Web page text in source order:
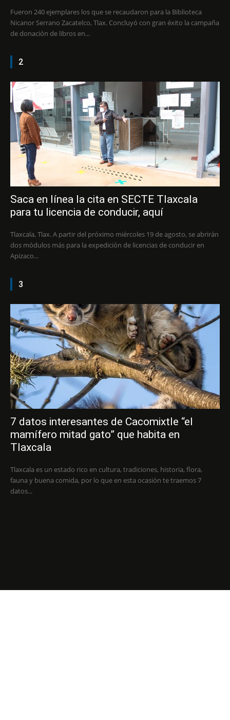
Fueron 240 ejemplares los que se recaudaron para la Biblioteca
Nicanor Serrano Zacatelco, Tlax. Concluyó con gran éxito la campaña
de donación de libros en...
2
Saca en línea la cita en SECTE Tlaxcala
para tu licencia de conducir, aquí
Tlaxcala, Tlax. A partir del próximo miércoles 19 de agosto, se abrirán
dos módulos más para la expedición de licencias de conducir en
Apizaco...
3
7 datos interesantes de Cacomixtle “el
mamífero mitad gato” que habita en
Tlaxcala
Tlaxcala es un estado rico en cultura, tradiciones, historia, flora,
fauna y buena comida, por lo que en esta ocasión te traemos 7
datos...